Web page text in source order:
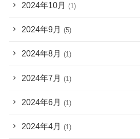
2024年10月 (1)
2024年9月 (5)
2024年8月 (1)
2024年7月 (1)
2024年6月 (1)
2024年4月 (1)